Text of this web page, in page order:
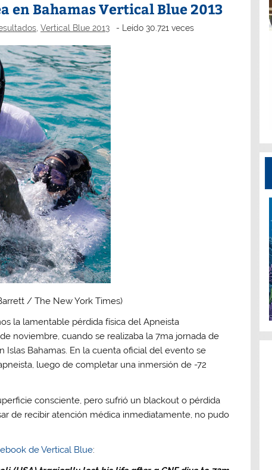
en Bahamas Vertical Blue 2013
, Vertical Blue 2013 - Leído 30.721 veces
/ The New York Times)
la lamentable pérdida física del Apneista
noviembre, cuando se realizaba la 7ma jornada de
Islas Bahamas. En la cuenta oficial del evento se
luego de completar una inmersión de -72
consciente, pero sufrió un blackout o pérdida
de recibir atención médica inmediatamente, no pudo
de Vertical Blue: